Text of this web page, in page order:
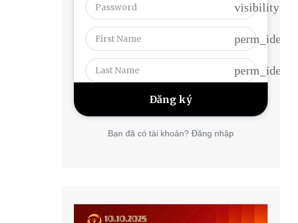
visibility
perm_identity
perm_identity
Bạn đã có tài khoản? Đăng nhập